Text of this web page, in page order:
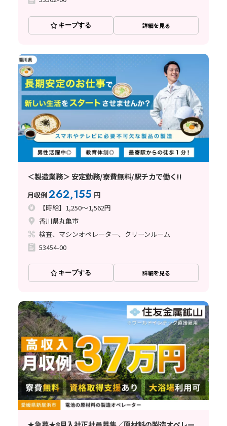
キープする 詳細を見る
＜製造業務＞ 安定勤務/寮費無料/駅チカで働く!!
月収例262,155 円
【時給】1,250～1,562円
香川県丸亀市
検査、マシンオペレーター、クリーンルーム
53454-00
キープする 詳細を見る